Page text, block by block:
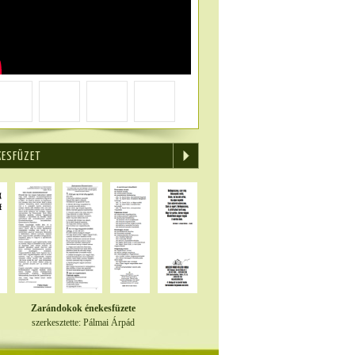
Zarándokok énekesfüzete
szerkesztette: Pálmai Árpád